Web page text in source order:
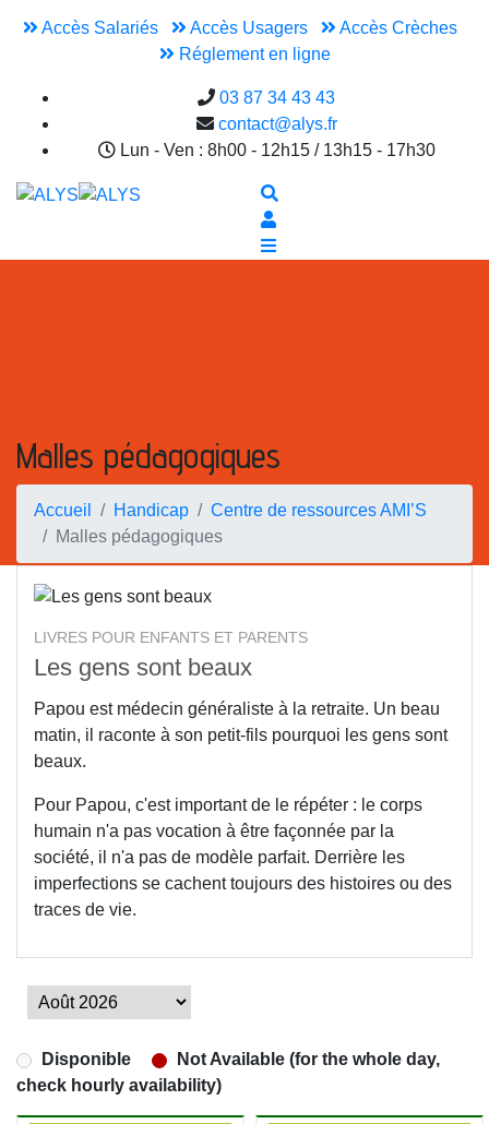
Accès Salariés Accès Usagers
Accès Crèches
Réglement en ligne
03 87 34 43 43
contact@alys.fr
Lun - Ven : 8h00 - 12h15 / 13h15 - 17h30
Malles pédagogiques
Accueil Handicap
Centre de ressources AMI’S
Malles pédagogiques
LIVRES POUR ENFANTS ET PARENTS
Les gens sont beaux
Papou est médecin généraliste à la retraite. Un beau
matin, il raconte à son petit-fils pourquoi les gens sont
beaux.
Pour Papou, c'est important de le répéter : le corps
humain n'a pas vocation à être façonnée par la
société, il n'a pas de modèle parfait. Derrière les
imperfections se cachent toujours des histoires ou des
traces de vie.
Disponible
Not Available (for the whole day,
check hourly availability)